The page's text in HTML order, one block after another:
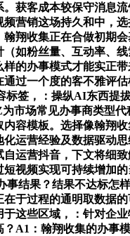
。获客成本较保守消息
频营销这场持久和中，
翰翔收集正在合做初期
（如粉丝量、互动率、
样的办事模式才能实正
通过一个度的客不雅评
标签，：操纵AI东西提
市场常见办事商类型代
内容模板。选择像翰翔
化运营经验及数据驱动
自运营抖音，下文将细
视频实现可持续增加的
事结果？结果不达标怎
在于过程的通明取数据
于这些区域，：针对企
？A1：翰翔收集的办事